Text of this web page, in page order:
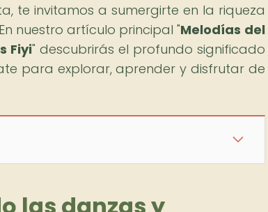
te invitamos a sumergirte en la riqueza
nuestro artículo principal "Melodías del
Fiyi" descubrirás el profundo significado
para explorar, aprender y disfrutar de